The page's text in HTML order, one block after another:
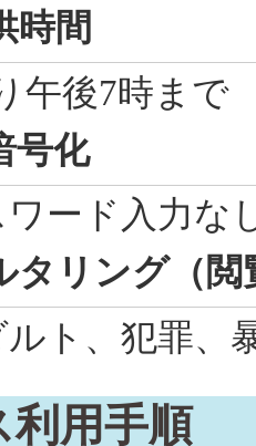
時間
午後7時まで
号化
ード入力な
タリング（
ト、犯罪、
利用手順